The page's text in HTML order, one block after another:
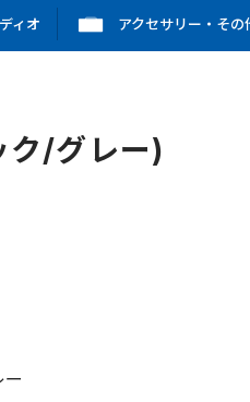
ィオ アクセサリー・その
ク/グレー)